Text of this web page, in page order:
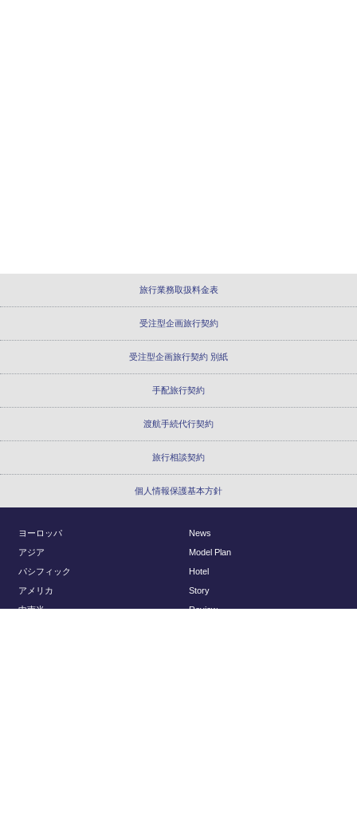
旅行業務取扱料金表
受注型企画旅行契約
受注型企画旅行契約 別紙
手配旅行契約
渡航手続代行契約
旅行相談契約
個人情報保護基本方針
ヨーロッパ
アジア
パシフィック
アメリカ
中南米
News
Model Plan
Hotel
Story
Review